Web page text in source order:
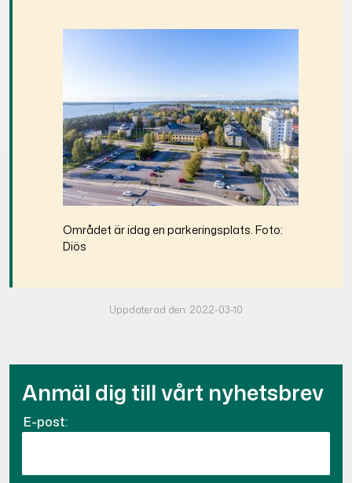
Området är idag en parkeringsplats. Foto:
Diös
Uppdaterad den: 2022-03-10
Anmäl dig till vårt nyhetsbrev
E-post: